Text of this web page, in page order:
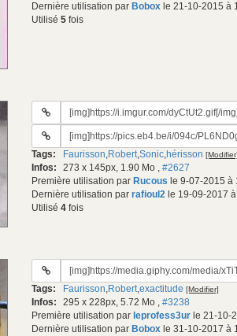
Dernière utilisation par Bobox le 21-10-2015 à
Utilisé 5 fois
URL
gif:
URL
du
gif:
Tags: Faurisson,Robert,Sonic,hérisson [Modifier]
Infos: 273 x 145px, 1.90 Mo , #2627
Première utilisation par Rucous le 9-07-2015 à
Dernière utilisation par rafioul2 le 19-09-2017
Utilisé 4 fois
URL
gif:
Tags: Faurisson,Robert,exactitude [Modifier]
Infos: 295 x 228px, 5.72 Mo , #3238
Première utilisation par leprofess3ur le 21-10-
Dernière utilisation par Bobox le 31-10-2017 à